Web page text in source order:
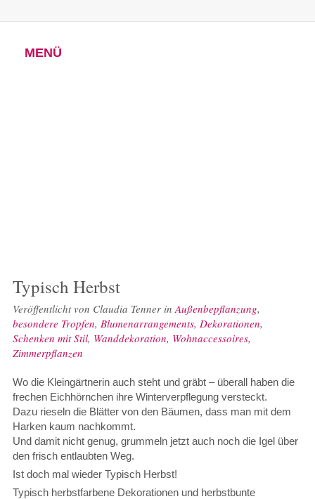
MENÜ
Typisch Herbst
Veröffentlicht von Claudia Tennerin Außenbepflanzung,
besondere Tropfen, Blumenarrangements, Dekorationen,
Schenken mit Stil, Wanddekoration, Wohnaccessoires,
Zimmerpflanzen
Wo die Kleingärtnerin auch steht und gräbt – überall haben die
frechen Eichhörnchen ihre Winterverpflegung versteckt.
Dazu rieseln die Blätter von den Bäumen, dass man mit dem
Harken kaum nachkommt.
Und damit nicht genug, grummeln jetzt auch noch die Igel über
den frisch entlaubten Weg.
Ist doch mal wieder Typisch Herbst!
Typisch herbstfarbene Dekorationen und herbstbunte